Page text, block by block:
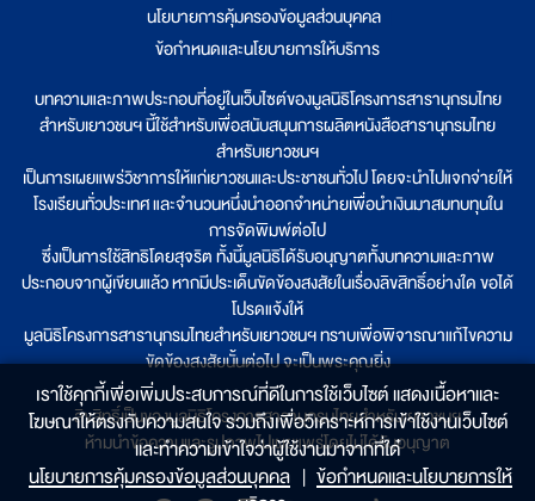
นโยบายการคุ้มครองข้อมูลส่วนบุคคล
ข้อกำหนดและนโยบายการให้บริการ
บทความและภาพประกอบที่อยู่ในเว็บไซต์ของมูลนิธิโครงการสารานุกรมไทย
สำหรับเยาวชนฯ นี้ใช้สำหรับเพื่อสนับสนุนการผลิตหนังสือสารานุกรมไทย
สำหรับเยาวชนฯ
เป็นการเผยแพร่วิชาการให้แก่เยาวชนและประชาชนทั่วไป โดยจะนำไปแจกจ่ายให้
โรงเรียนทั่วประเทศ และจำนวนหนึ่งนำออกจำหน่ายเพื่อนำเงินมาสมทบทุนใน
การจัดพิมพ์ต่อไป
ซึ่งเป็นการใช้สิทธิโดยสุจริต ทั้งนี้มูลนิธิได้รับอนุญาตทั้งบทความและภาพ
ประกอบจากผู้เขียนแล้ว หากมีประเด็นขัดข้องสงสัยในเรื่องลิขสิทธิ์อย่างใด ขอได้
โปรดแจ้งให้
มูลนิธิโครงการสารานุกรมไทยสำหรับเยาวชนฯ ทราบเพื่อพิจารณาแก้ไขความ
ขัดข้องสงสัยนั้นต่อไป จะเป็นพระคุณยิ่ง
ลิขสิทธิ์เป็นของมูลนิธิโครงการสารานุกรมไทยสำหรับเยาวชนฯ
ห้ามนำข้อความและรูปภาพไปเผยแพร่โดยไม่ได้รับอนุญาต
เราใช้คุกกี้เพื่อเพิ่มประสบการณ์ที่ดีในการใช้เว็บไซต์ แสดงเนื้อหาและ
โฆษณาให้ตรงกับความสนใจ รวมถึงเพื่อวิเคราะห์การเข้าใช้งานเว็บไซต์
และทำความเข้าใจว่าผู้ใช้งานมาจากที่ใด๋
นโยบายการคุ้มครองข้อมูลส่วนบุคคล | ข้อกำหนดและนโยบายการให้